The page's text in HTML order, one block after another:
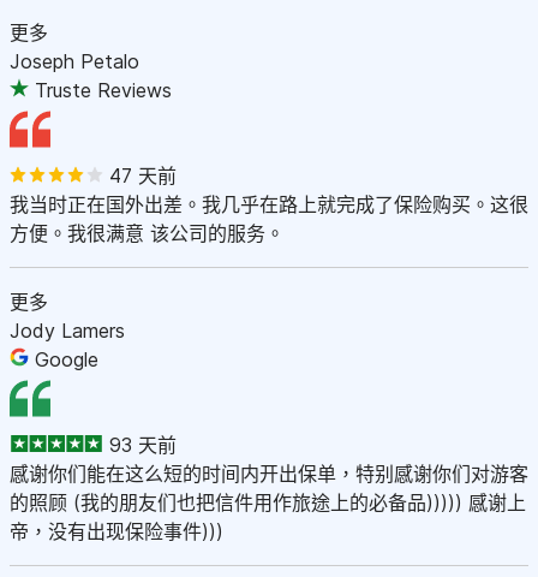
更多
Joseph Petalo
Truste Reviews
47 天前
我当时正在国外出差。我几乎在路上就完成了保险购买。这很
方便。我很满意 该公司的服务。
更多
Jody Lamers
Google
93 天前
感谢你们能在这么短的时间内开出保单，特别感谢你们对游客
的照顾 (我的朋友们也把信件用作旅途上的必备品))))) 感谢上
帝，没有出现保险事件)))